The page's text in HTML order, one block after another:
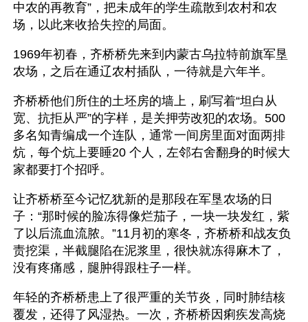
中农的再教育”，把未成年的学生疏散到农村和农
场，以此来收拾失控的局面。
1969年初春，齐桥桥先来到内蒙古乌拉特前旗军垦
农场，之后在通辽农村插队，一待就是六年半。
齐桥桥他们所住的土坯房的墙上，刷写着“坦白从
宽、抗拒从严”的字样，是关押劳改犯的农场。500
多名知青编成一个连队，通常一间房里面对面两排
炕，每个炕上要睡20 个人，左邻右舍翻身的时候大
家都要打个招呼。
让齐桥桥至今记忆犹新的是那段在军垦农场的日
子：“那时候的脸冻得像烂茄子，一块一块发红，紫
了以后流血流脓。”11月初的寒冬，齐桥桥和战友负
责挖渠，半截腿陷在泥浆里，很快就冻得麻木了，
没有疼痛感，腿肿得跟柱子一样。
年轻的齐桥桥患上了很严重的关节炎，同时肺结核
覆发，还得了风湿热。一次，齐桥桥因痢疾发高烧